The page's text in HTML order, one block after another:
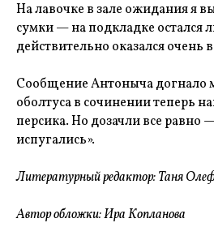
На лавочке в зале ожидания я
сумки — на подкладке остался
действительно оказался очень
Сообщение Антоныча догнало
оболтуса в сочинении теперь
персика. Но дозачли все
испугались».
Литературный редактор: Таня
Автор обложки: Ира Копланова